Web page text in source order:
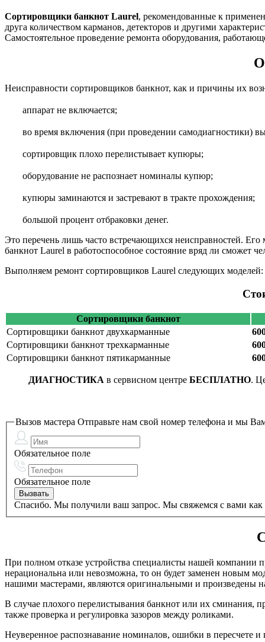
Сортировщики банкнот Laurel, рекомендованные к
друга количеством карманов, детекторов и другими
Самостоятельное проведение ремонта оборудования,
Неисправности сортировщиков банкнот, как и причины их
аппарат не включается;
во время включения (при проведении самодиагностики)
сортировщик плохо перелистывает купюры;
оборудование не распознает номиналы купюр;
купюры заминаются и застревают в тракте прохождения;
большой процент отбраковки денег.
Это перечень лишь часто встречающихся неисправностей.
банкнот Laurel в работоспособное состояние вряд ли сможет
Выполняем ремонт сортировщиков Laurel следующих моделей:
Сортировщики банкнот
Сортировщики банкнот двухкарманные
Сортировщики банкнот трехкарманные
Сортировщики банкнот пятикарманные
ДИАГНОСТИКА в сервисном центре БЕСПЛАТНО.
Вызов мастера Отправьте нам свой номер телефона и мы
Обязательное поле
Обязательное поле
Спасибо. Мы получили ваш запрос. Мы свяжемся с вами как
При полном отказе устройства специалисты нашей компании
нерациональна или невозможна, то он будет заменен новым
нашими мастерами, являются оригинальными и произведены
В случае плохого перелистывания банкнот или их сминания,
также проверка и регулировка зазоров между роликами.
Неуверенное распознавание номиналов, ошибки в пересчете